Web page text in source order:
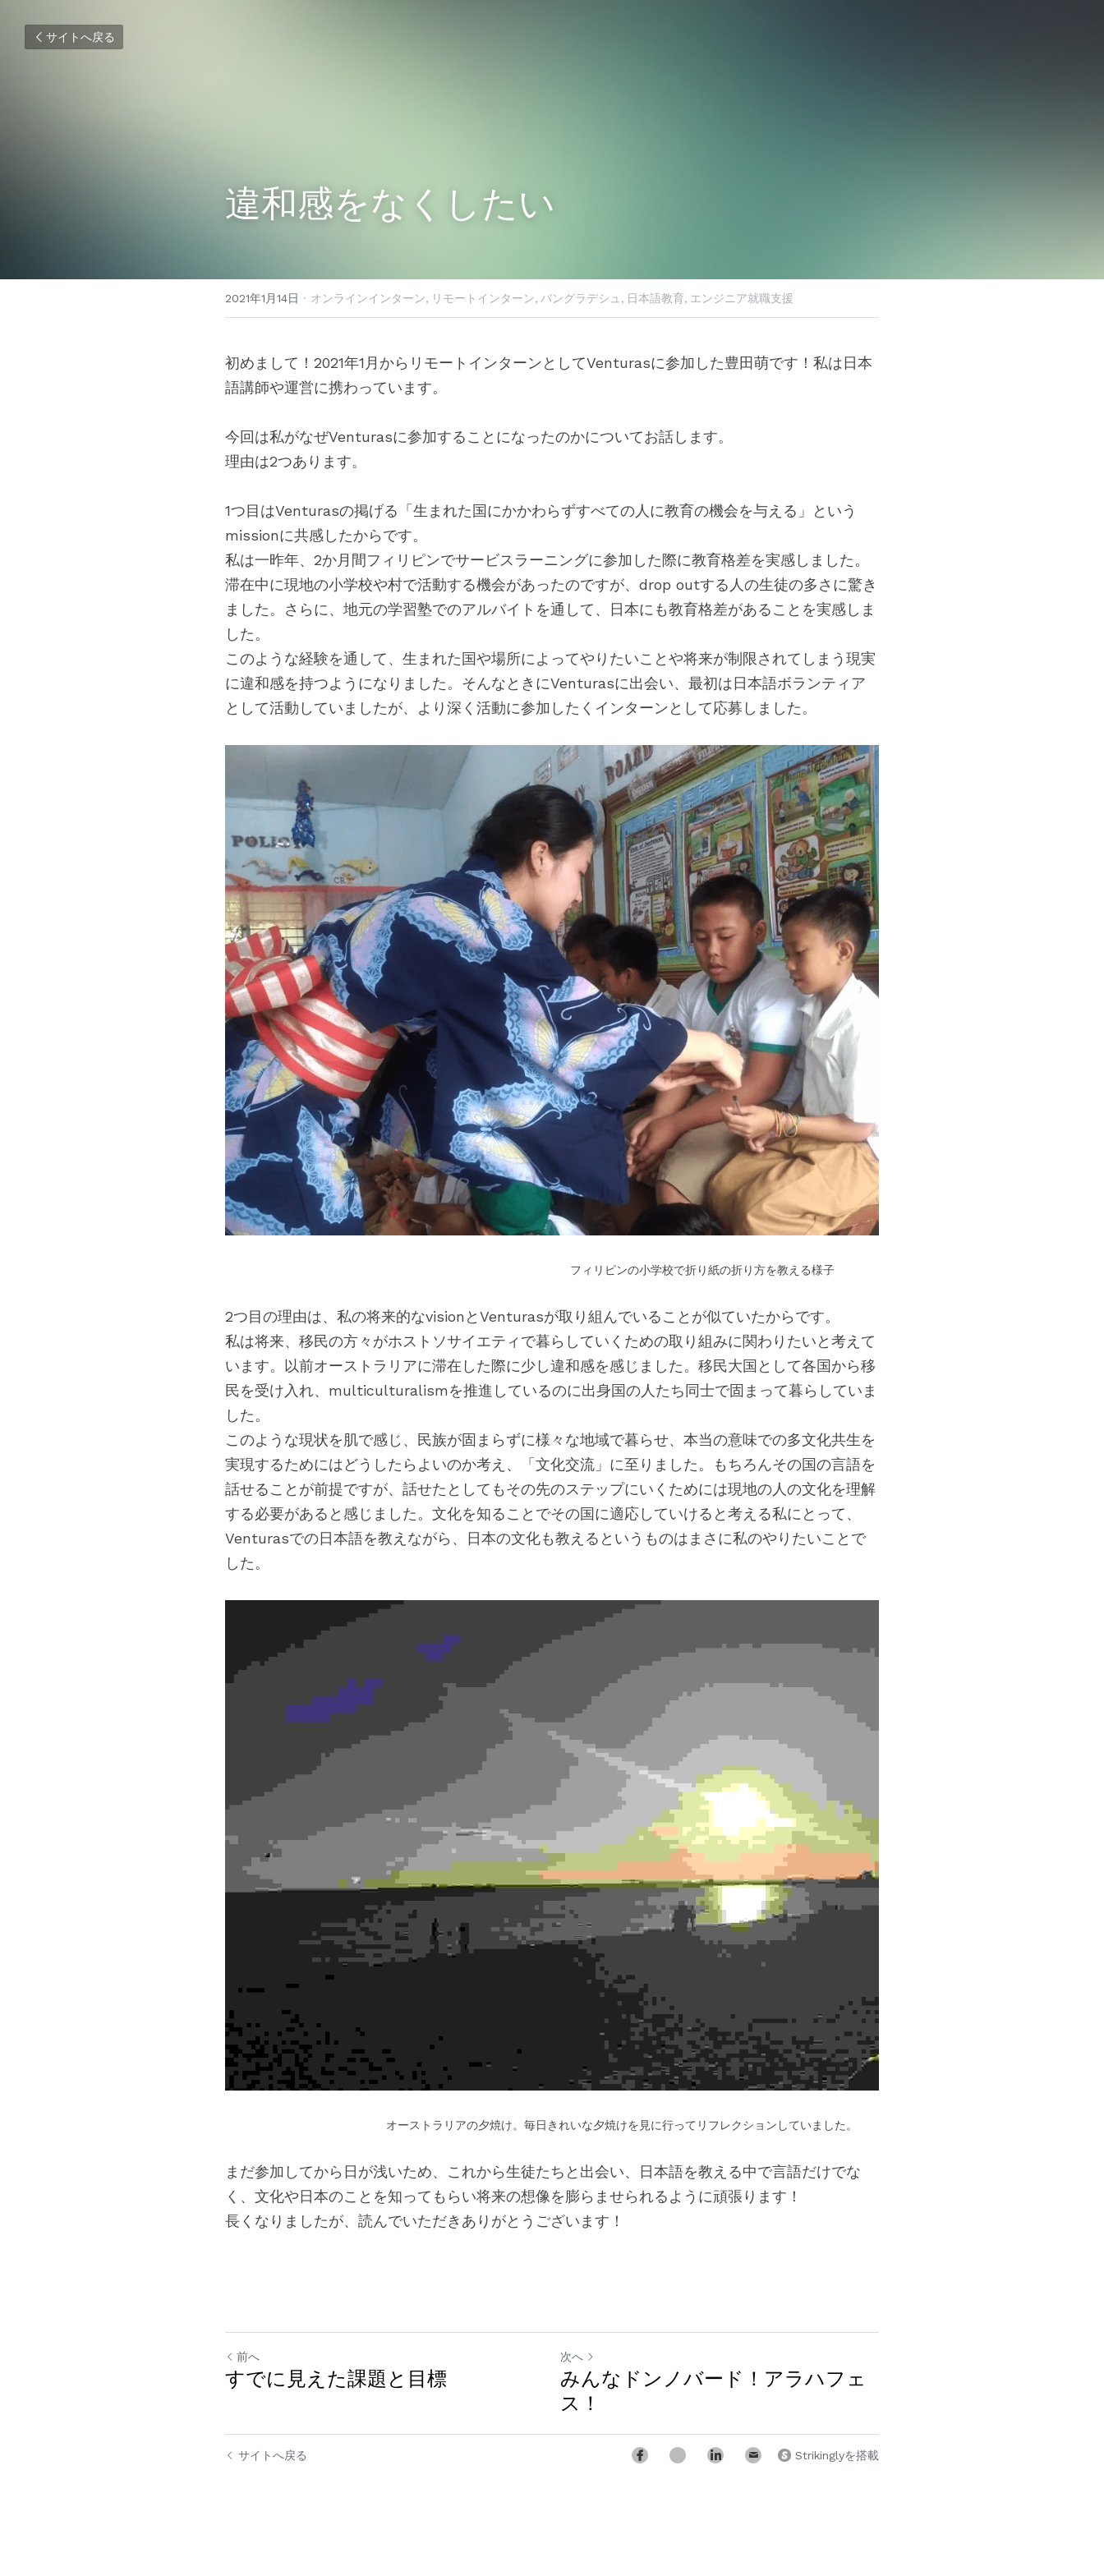
サイトへ戻る
違和感をなくしたい
2021年1月14日 · オンラインインターン, リモートインターン, バングラデシュ, 日本語教育, エンジニア就職支援
初めまして！2021年1月からリモートインターンとしてVenturasに参加した豊田萌です！私は日本
語講師や運営に携わっています。
今回は私がなぜVenturasに参加することになったのかについてお話します。
理由は2つあります。
1つ目はVenturasの掲げる「生まれた国にかかわらずすべての人に教育の機会を与える」という
missionに共感したからです。
私は一昨年、2か月間フィリピンでサービスラーニングに参加した際に教育格差を実感しました。
滞在中に現地の小学校や村で活動する機会があったのですが、drop outする人の生徒の多さに驚き
ました。さらに、地元の学習塾でのアルバイトを通して、日本にも教育格差があることを実感しま
した。
このような経験を通して、生まれた国や場所によってやりたいことや将来が制限されてしまう現実
に違和感を持つようになりました。そんなときにVenturasに出会い、最初は日本語ボランティア
として活動していましたが、より深く活動に参加したくインターンとして応募しました。
フィリピンの小学校で折り紙の折り方を教える様子
2つ目の理由は、私の将来的なvisionとVenturasが取り組んでいることが似ていたからです。
私は将来、移民の方々がホストソサイエティで暮らしていくための取り組みに関わりたいと考えて
います。以前オーストラリアに滞在した際に少し違和感を感じました。移民大国として各国から移
民を受け入れ、multiculturalismを推進しているのに出身国の人たち同士で固まって暮らしていま
した。
このような現状を肌で感じ、民族が固まらずに様々な地域で暮らせ、本当の意味での多文化共生を
実現するためにはどうしたらよいのか考え、「文化交流」に至りました。もちろんその国の言語を
話せることが前提ですが、話せたとしてもその先のステップにいくためには現地の人の文化を理解
する必要があると感じました。文化を知ることでその国に適応していけると考える私にとって、
Venturasでの日本語を教えながら、日本の文化も教えるというものはまさに私のやりたいことで
した。
オーストラリアの夕焼け。毎日きれいな夕焼けを見に行ってリフレクションしていました。
まだ参加してから日が浅いため、これから生徒たちと出会い、日本語を教える中で言語だけでな
く、文化や日本のことを知ってもらい将来の想像を膨らませられるように頑張ります！
長くなりましたが、読んでいただきありがとうございます！
前へ
すでに見えた課題と目標
次へ
みんなドンノバード！アラハフェ
ス！
サイトへ戻る Strikinglyを搭載